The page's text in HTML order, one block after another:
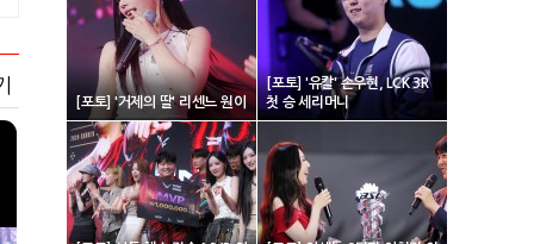
[포토] '거제의 딸' 리센느 원이
[포토] '유칼' 손우현, LCK 3R
첫 승 세리머니